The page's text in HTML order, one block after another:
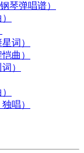
琴弹唱谱）
词）
曲）
）
唱）